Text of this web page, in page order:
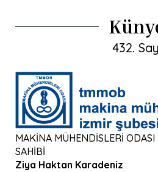
şirketleri,
[…]
432.
MAKİNA MÜHENDİSLERİ
SAHİBİ
Ziya Haktan Karadeniz